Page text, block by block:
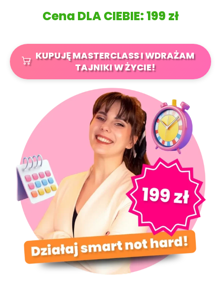
Cena DLA CIEBIE: 199 zł
KUPUJĘ MASTERCLASS I WDRAŻAM
TAJNIKI W ŻYCIE!